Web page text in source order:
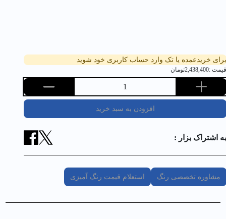
برای خریدعمده یا تک وارد حساب کاربری خود شوید
قیمت :2,438,400تومان
1
افزودن به سبد خرید
به اشتراک بزار :
مشاوره تخصصی رنگ استعلام قیمت رنگ آمیزی